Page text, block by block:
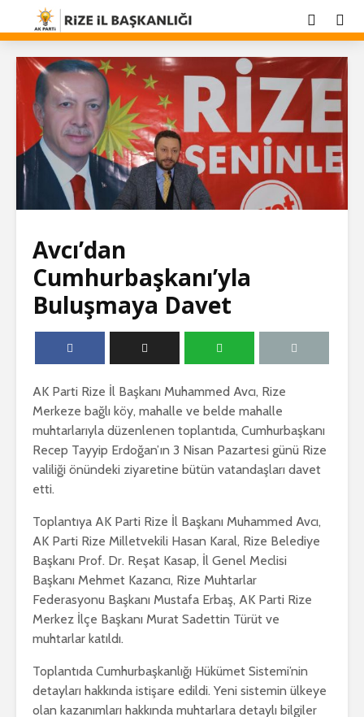
Avcı’dan
Cumhurbaşkanı’yla
Buluşmaya Davet
AK Parti Rize İl Başkanı Muhammed Avcı, Rize
Merkeze bağlı köy, mahalle ve belde mahalle
muhtarlarıyla düzenlenen toplantıda, Cumhurbaşkanı
Recep Tayyip Erdoğan’ın 3 Nisan Pazartesi günü Rize
valiliği önündeki ziyaretine bütün vatandaşları davet
etti.
Toplantıya AK Parti Rize İl Başkanı Muhammed Avcı,
AK Parti Rize Milletvekili Hasan Karal, Rize Belediye
Başkanı Prof. Dr. Reşat Kasap, İl Genel Meclisi
Başkanı Mehmet Kazancı, Rize Muhtarlar
Federasyonu Başkanı Mustafa Erbaş, AK Parti Rize
Merkez İlçe Başkanı Murat Sadettin Türüt ve
muhtarlar katıldı.
Toplantıda Cumhurbaşkanlığı Hükümet Sistemi’nin
detayları hakkında istişare edildi. Yeni sistemin ülkeye
olan kazanımları hakkında muhtarlara detaylı bilgiler